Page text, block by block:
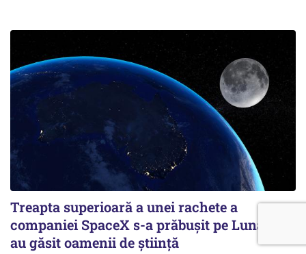
Treapta superioară a unei rachete a
companiei SpaceX s-a prăbușit pe Lună. Ce
au găsit oamenii de știință